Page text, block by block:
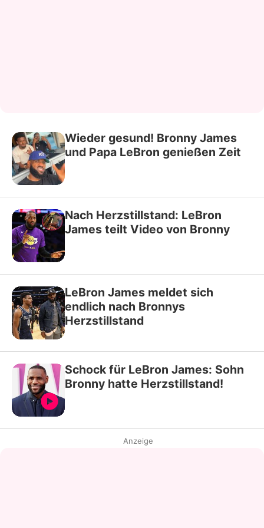
Wieder gesund! Bronny James
und Papa LeBron genießen Zeit
Nach Herzstillstand: LeBron
James teilt Video von Bronny
LeBron James meldet sich
endlich nach Bronnys
Herzstillstand
Schock für LeBron James: Sohn
Bronny hatte Herzstillstand!
Anzeige